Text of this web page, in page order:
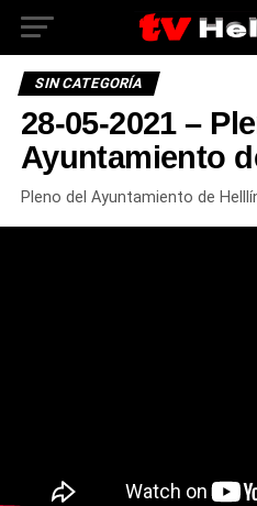
SIN CATEGORÍA
28-05-2021 –
Ayuntamiento
Pleno del Ayuntamiento de